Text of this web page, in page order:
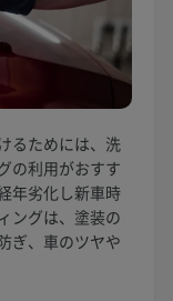
るためには、洗
の利用がおすす
年劣化し新車時
ングは、塗装の
ぎ、車のツヤや